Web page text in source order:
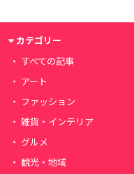
カテゴリー
すべての記事
アート
ファッション
雑貨・インテリア
グルメ
観光・地域